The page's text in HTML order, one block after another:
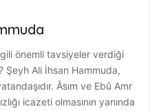
önemli tavsiyeler verdiği
Şeyh Ali İhsan Hammuda,
Âsım ve Ebû Amr
icazeti olmasının yanında